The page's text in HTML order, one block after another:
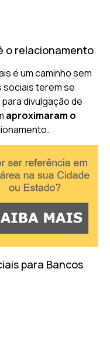
o relacionamento
é um caminho sem
sociais terem se
divulgação de
aproximaram o
para Bancos